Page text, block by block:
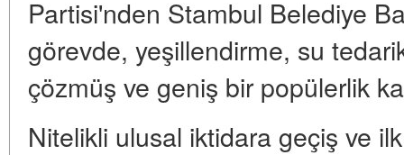
Partisi'nden Stambul Belediye
görevde, yeşillendirme, su
çözmüş ve geniş bir popülerlik
Nitelikli ulusal iktidara geçiş ve